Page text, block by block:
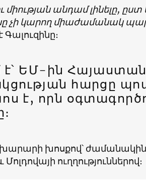
անդամ լինելը,
չի կարող միաժամանակ
Գալուզինը։
է՝ ԵՄ-ին
հարցը
է, որն
խոսքով՝ ժամանակին
Մոլդովայի ուղղություններով։